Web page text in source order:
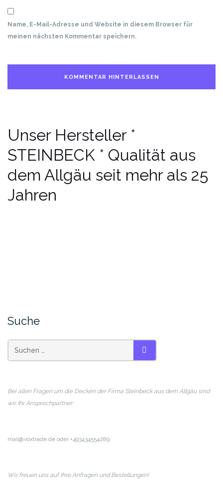
Name, E-Mail-Adresse und Website in diesem Browser für
meinen nächsten Kommentar speichern.
Unser Hersteller *
STEINBECK * Qualität aus
dem Allgäu seit mehr als 25
Jahren
Suche
SUCHEN
Bei allen Fragen um die Decken der Firma Steinbeck aus dem Allgäu sind
wir Ihr Ansprechpartner:
mail@voxtrade.de oder +493434554289
Wir freuen uns auf Ihre Anfragen und Bestellungen!